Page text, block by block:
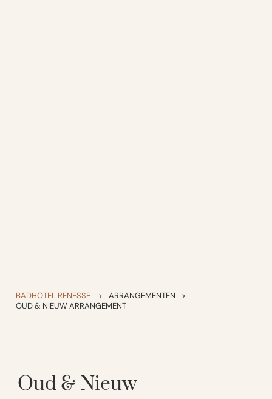
BADHOTEL RENESSE > ARRANGEMENTEN
>
OUD & NIEUW ARRANGEMENT
Oud & Nieuw